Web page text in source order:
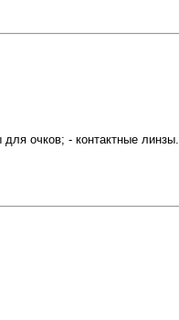
очков; - контактные линзы.